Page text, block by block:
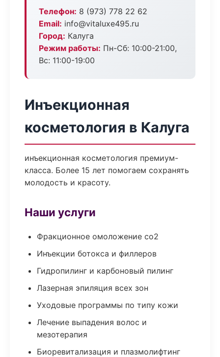
Телефон: 8 (973) 778 22 62
Email: info@vitaluxe495.ru
Город: Калуга
Режим работы: Пн-Сб: 10:00-21:00,
Вс: 11:00-19:00
Инъекционная
косметология в Калуга
инъекционная косметология премиум-
класса. Более 15 лет помогаем сохранять
молодость и красоту.
Наши услуги
Фракционное омоложение co2
Инъекции ботокса и филлеров
Гидропилинг и карбоновый пилинг
Лазерная эпиляция всех зон
Уходовые программы по типу кожи
Лечение выпадения волос и
мезотерапия
Биоревитализация и плазмолифтинг